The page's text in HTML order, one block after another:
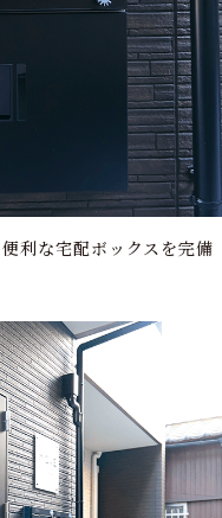
利な宅配ボックスを完備